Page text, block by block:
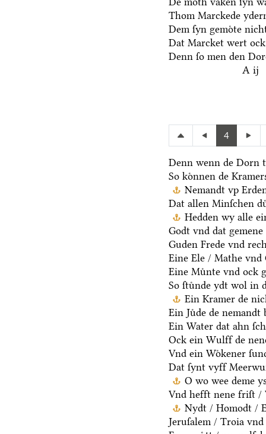
Thom Marckede
Dem ſyn gemoͤte
Dat Marcket wert
Denn ſo men den
A ij
4
Denn wenn de Dorn
So koͤnnen de
Nemandt vp
Dat allen Minſchen
Hedden wy alle
Godt vnd dat gemene
Guden Frede vnd
Eine Ele / Mathe vnd
Eine Muͤnte vnd ock
So ſtuͤnde ydt wol in
Ein Kramer de
Ein Juͤde de nemandt
Ein Water dat ahn
Ock ein Wulff de
Vnd ein Woͤkener
Dat ſynt vyff
O wo wee deme
Vnd hefft nene friſt /
Nydt / Homodt /
Jeruſalem / Troia